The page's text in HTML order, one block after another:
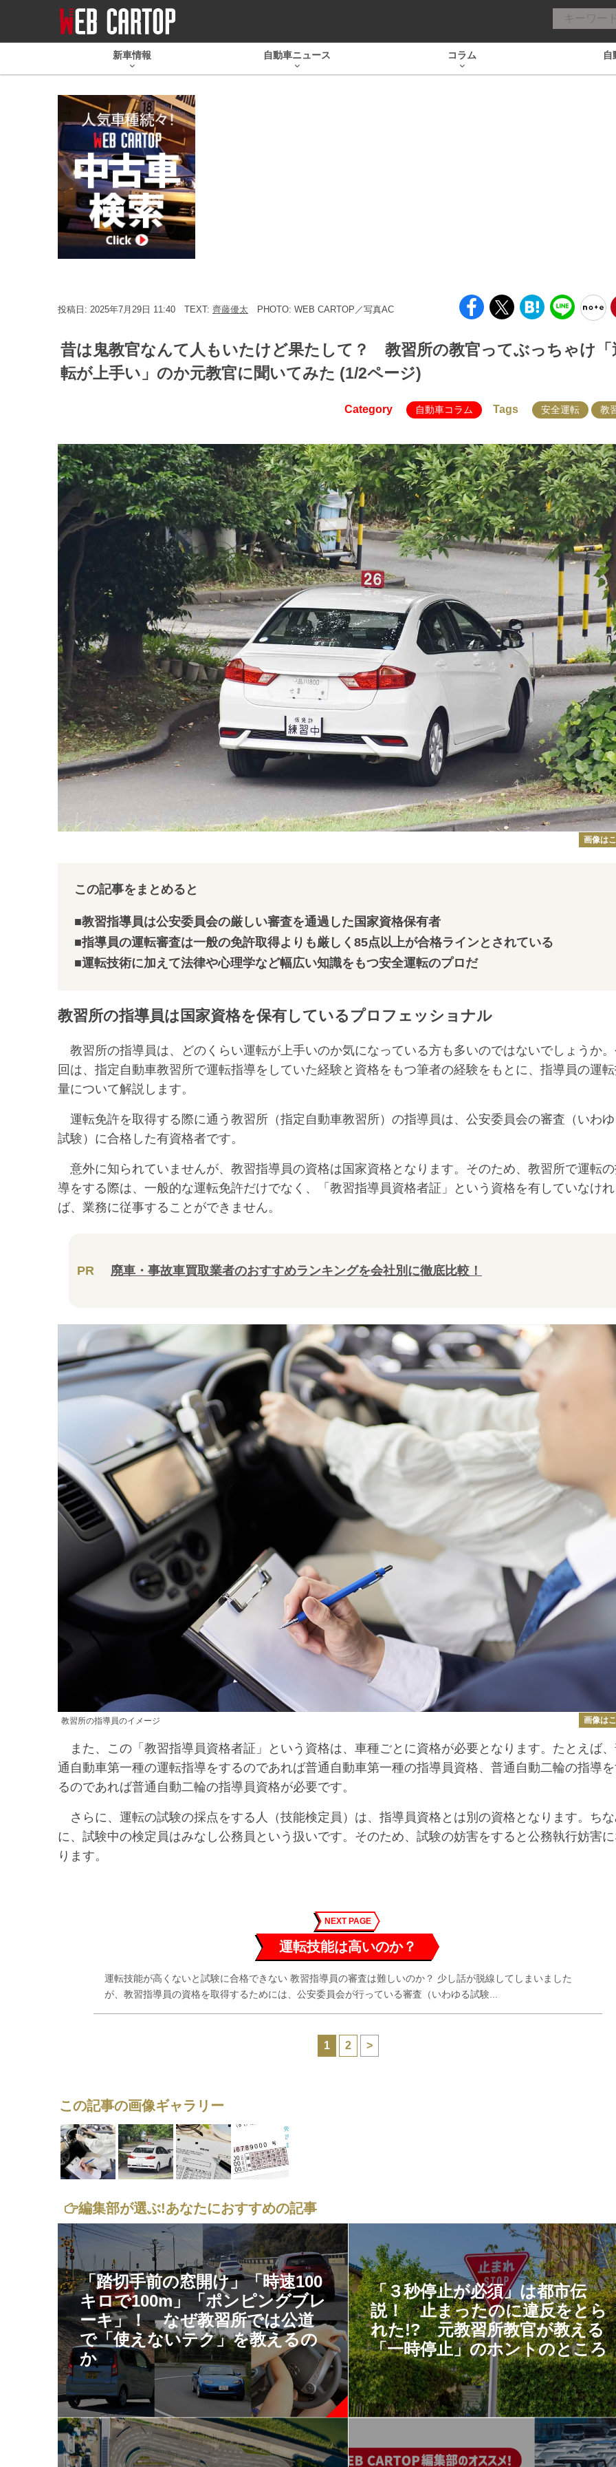
新車情報 自動車ニュース コラム 自
投稿日: 2025年7月29日 11:40 TEXT: 齊藤優太 PHOTO: WEB CARTOP／写真AC
昔は鬼教官なんて人もいたけど果たして？ 教習所の教官ってぶっちゃけ「
転が上手い」のか元教官に聞いてみた (1/2ページ)
Category 自動車コラム Tags 安全運転 教
画像は
この記事をまとめると
■教習指導員は公安委員会の厳しい審査を通過した国家資格保有者
■指導員の運転審査は一般の免許取得よりも厳しく85点以上が合格ラインとされている
■運転技術に加えて法律や心理学など幅広い知識をもつ安全運転のプロだ
教習所の指導員は国家資格を保有しているプロフェッショナル
教習所の指導員は、どのくらい運転が上手いのか気になっている方も多いのではないでしょうか
回は、指定自動車教習所で運転指導をしていた経験と資格をもつ筆者の経験をもとに、指導員の運
量について解説します。
運転免許を取得する際に通う教習所（指定自動車教習所）の指導員は、公安委員会の審査（いわ
試験）に合格した有資格者です。
意外に知られていませんが、教習指導員の資格は国家資格となります。そのため、教習所で運転
導をする際は、一般的な運転免許だけでなく、「教習指導員資格者証」という資格を有していなけれ
ば、業務に従事することができません。
PR 廃車・事故車買取業者のおすすめランキングを会社別に徹底比較！
教習所の指導員のイメージ 画像は
また、この「教習指導員資格者証」という資格は、車種ごとに資格が必要となります。たとえば
通自動車第一種の運転指導をするのであれば普通自動車第一種の指導員資格、普通自動二輪の指導
るのであれば普通自動二輪の指導員資格が必要です。
さらに、運転の試験の採点をする人（技能検定員）は、指導員資格とは別の資格となります。ち
に、試験中の検定員はみなし公務員という扱いです。そのため、試験の妨害をすると公務執行妨害
ります。
NEXT PAGE
運転技能は高いのか？
運転技能が高くないと試験に合格できない 教習指導員の審査は難しいのか？ 少し話が脱線してしまいました
が、教習指導員の資格を取得するためには、公安委員会が行っている審査（いわゆる試験...
1 2 >
この記事の画像ギャラリー
編集部が選ぶ!あなたにおすすめの記事
「踏切手前の窓開け」「時速100
キロで100m」「ポンピングブレ
ーキ」！ なぜ教習所では公道
で「使えないテク」を教えるの
か
「３秒停止が必須」は都市伝
説！ 止まったのに違反をとら
れた!? 元教習所教官が教える
「一時停止」のホントのところ